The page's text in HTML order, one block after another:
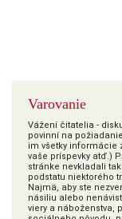
Varovanie
Vážení čitatelia -
povinní na
im všetky informácie
vaše príspevky atď.)
stránke nevkladali
podstatu niektorého
Najmä, aby ste
násiliu alebo
viery a náboženstva,